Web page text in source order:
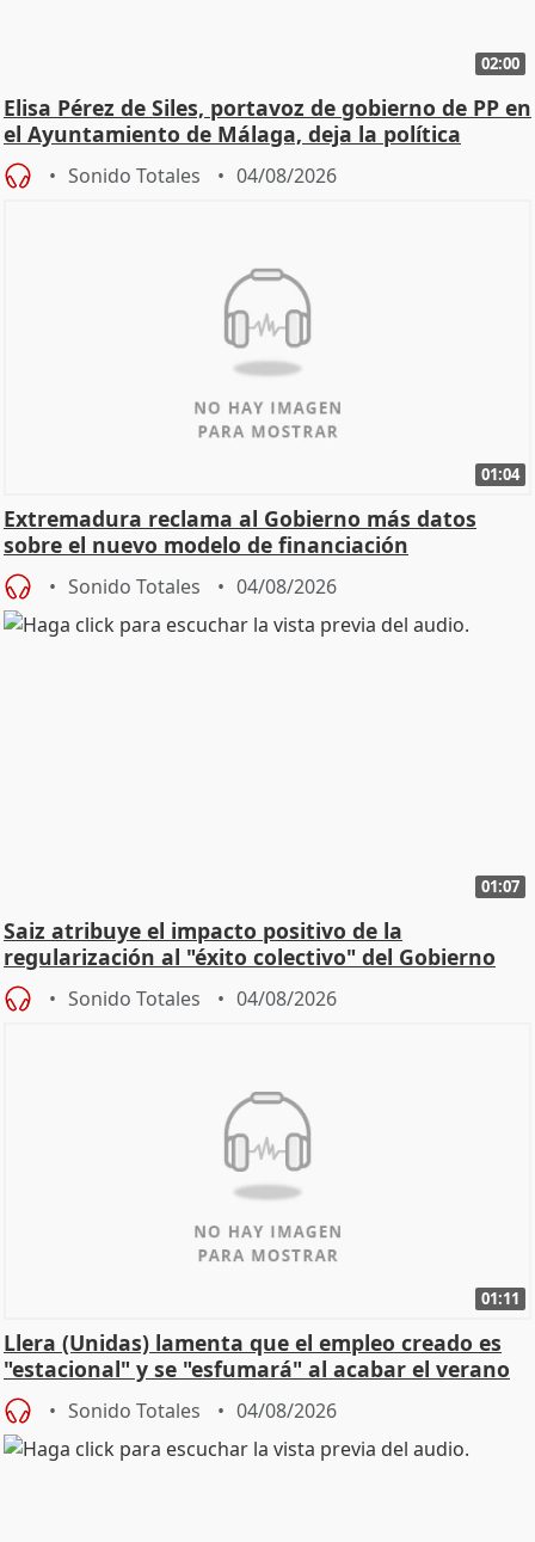
02:00
Elisa Pérez de Siles, portavoz de gobierno de PP en
el Ayuntamiento de Málaga, deja la política
Sonido Totales 04/08/2026
01:04
Extremadura reclama al Gobierno más datos
sobre el nuevo modelo de financiación
Sonido Totales 04/08/2026
01:07
Saiz atribuye el impacto positivo de la
regularización al "éxito colectivo" del Gobierno
Sonido Totales 04/08/2026
01:11
Llera (Unidas) lamenta que el empleo creado es
"estacional" y se "esfumará" al acabar el verano
Sonido Totales 04/08/2026